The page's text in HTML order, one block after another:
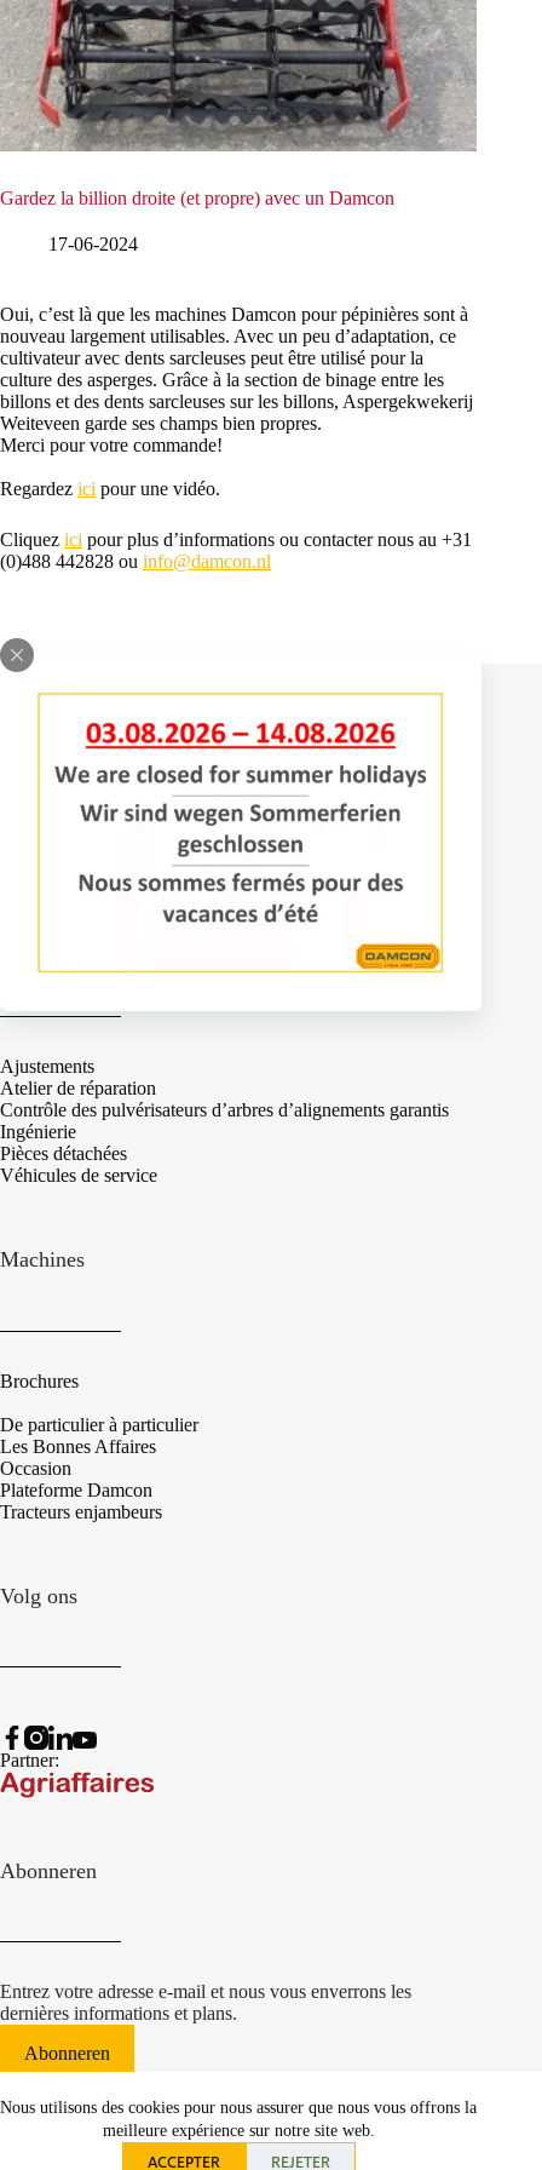
Nous utilisons des cookies pour nous assurer que nous vous offrons la
meilleure expérience sur notre site web.
ACCEPTER REJETER
Gardez la billion droite (et propre) avec un Damcon
17-06-2024
Oui, c’est là que les machines Damcon pour pépinières sont à
nouveau largement utilisables. Avec un peu d’adaptation, ce
cultivateur avec dents sarcleuses peut être utilisé pour la
culture des asperges. Grâce à la section de binage entre les
billons et des dents sarcleuses sur les billons, Aspergekwekerij
Weiteveen garde ses champs bien propres.
Merci pour votre commande!
Regardez ici pour une vidéo.
Cliquez ici pour plus d’informations ou contacter nous au +31
(0)488 442828 ou info@damcon.nl
Contact
4043 KD Opheusden
Ajustements
Atelier de réparation
Contrôle des pulvérisateurs d’arbres d’alignements garantis
Ingénierie
Pièces détachées
Véhicules de service
Machines
Brochures
De particulier à particulier
Les Bonnes Affaires
Occasion
Plateforme Damcon
Tracteurs enjambeurs
Volg ons
Partner:
Abonneren
Entrez votre adresse e-mail et nous vous enverrons les
dernières informations et plans.
Abonneren
websiteontwikkeling Communicatieregisseurs*